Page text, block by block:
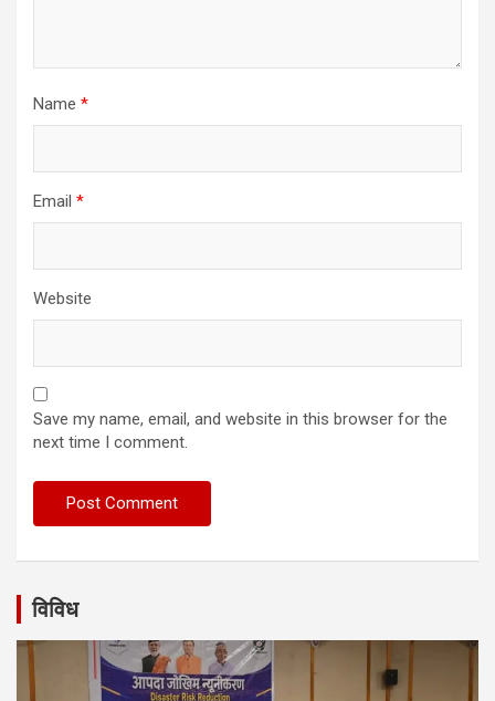
Name *
Email *
Website
Save my name, email, and website in this browser for the
next time I comment.
विविध